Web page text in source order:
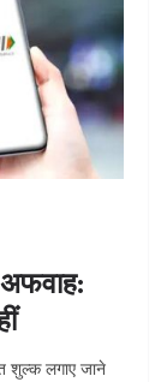
शुल्क लगाए जाने